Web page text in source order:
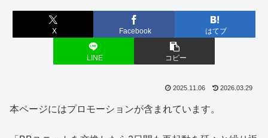
X Facebook はてブ
LINE コピー
2025.11.06 2026.03.29
本ページにはプロモーションが含まれています。